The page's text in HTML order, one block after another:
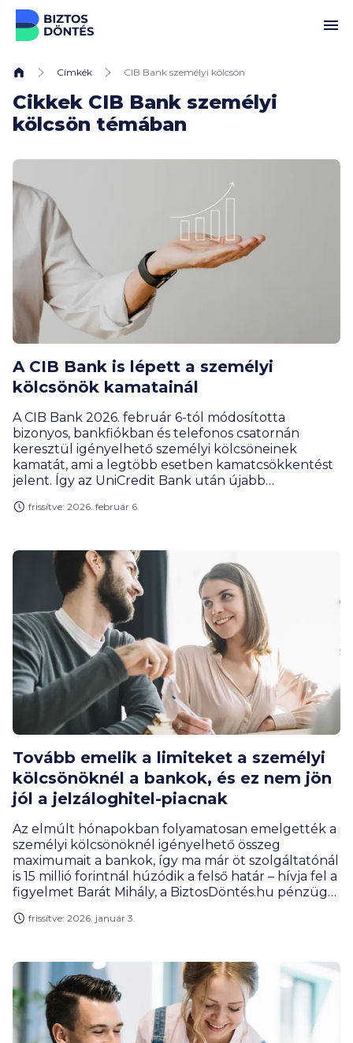
Ugrás a tartalomhoz
Címkék CIB Bank személyi kölcsön
Cikkek CIB Bank személyi
kölcsön témában
A CIB Bank is lépett a személyi
kölcsönök kamatainál
A CIB Bank 2026. február 6-tól módosította
bizonyos, bankfiókban és telefonos csatornán
keresztül igényelhető személyi kölcsöneinek
kamatát, ami a legtöbb esetben kamatcsökkentést
jelent. Így az UniCredit Bank után újabb
fedezet nélküli hitelhez jutni. Érdekesség viszont,
kondíciók.
frissítve: 2026. február 6.
Tovább emelik a limiteket a személyi
kölcsönöknél a bankok, és ez nem jön
jól a jelzáloghitel-piacnak
Az elmúlt hónapokban folyamatosan emelgették a
személyi kölcsönöknél igényelhető összeg
maximumait a bankok, így ma már öt szolgáltatónál
is 15 millió forintnál húzódik a felső határ – hívja fel a
figyelmet Barát Mihály, a BiztosDöntés.hu pénzügyi
személyi kölcsön egyre többször lehet valós
esetben több tízmilliós összeget igényelnek az
ügyfelek.
frissítve: 2026. január 3.